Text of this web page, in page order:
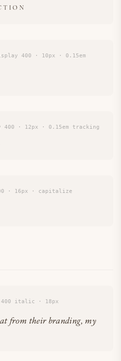
400 · 10px · 0.15em
· 12px · 0.15em tracking
· 16px · capitalize
400 italic · 18px
from their branding, my